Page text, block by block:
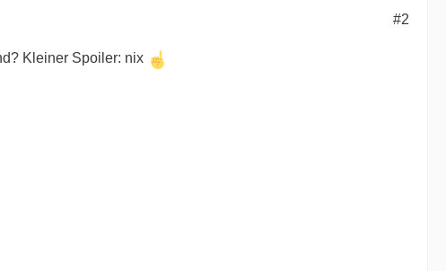
#2
Kleiner Spoiler: nix